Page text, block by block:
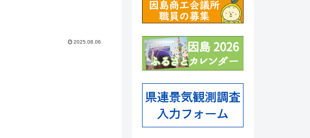
2025.08.06